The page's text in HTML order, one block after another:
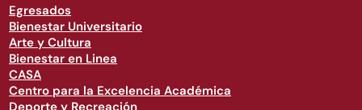
Egresados
Bienestar Universitario
Arte y Cultura
Bienestar en Linea
CASA
Centro para la Excelencia Académica
Deporte y Recreación